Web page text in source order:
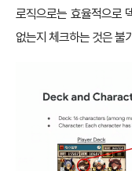
로직으로는 효율적으로
없는지 체크하는 것은 불